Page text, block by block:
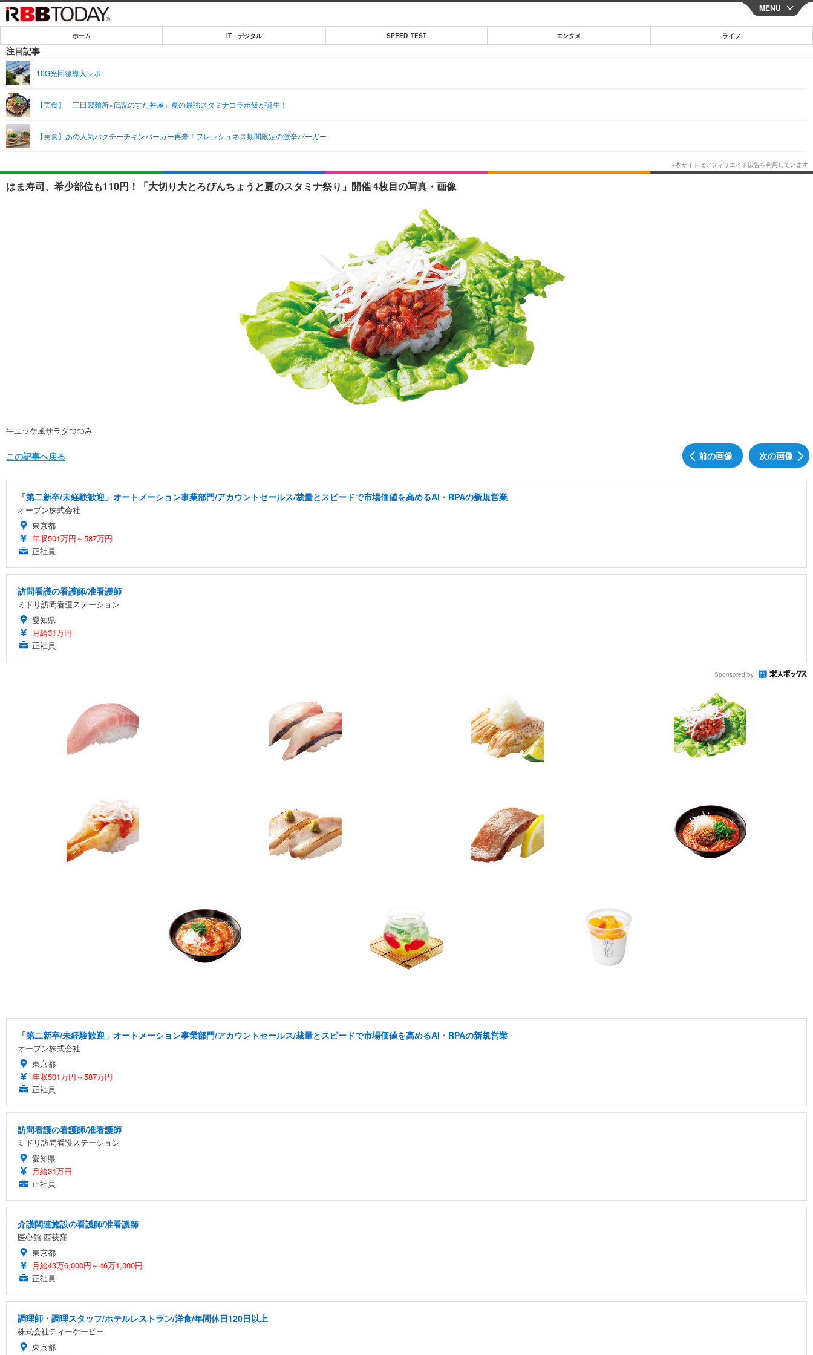
CLOSE
IT・デジタル
ショッピング
SPEED TEST
エンタメ
エンタメTOP
音楽
ライフ
ライフTOP グルメ
ペット
リリース一覧
MENU
ホーム IT・デジタル SPEED TEST エンタメ ライフ
注目記事
10G光回線導入レポ
【実食】「三田製麺所×伝説のすた丼屋」夏の最強スタミナコラボ飯が誕生！
【実食】あの人気パクチーチキンバーガー再来！フレッシュネス期間限定の激辛バーガー
はま寿司、希少部位も110円！「大切り大とろびんちょうと夏のスタミナ祭り」開催 4枚目の写真・画像
牛ユッケ風サラダつつみ
前の画像 次の画像
この記事へ戻る
「第二新卒/未経験歓迎」オートメーション事業部門/アカウントセールス/裁量とスピードで市場価値を高めるAI・RPAの新規営業
オープン株式会社
東京都
年収501万円～587万円
正社員
訪問看護の看護師/准看護師
ミドリ訪問看護ステーション
愛知県
月給31万円
正社員
Sponsored by
「第二新卒/未経験歓迎」オートメーション事業部門/アカウントセールス/裁量とスピードで市場価値を高めるAI・RPAの新規営業
オープン株式会社
東京都
年収501万円～587万円
正社員
訪問看護の看護師/准看護師
ミドリ訪問看護ステーション
愛知県
月給31万円
正社員
介護関連施設の看護師/准看護師
医心館 西荻窪
東京都
月給43万6,000円～46万1,000円
正社員
調理師・調理スタッフ/ホテルレストラン/洋食/年間休日120日以上
株式会社ティーケーピー
東京都